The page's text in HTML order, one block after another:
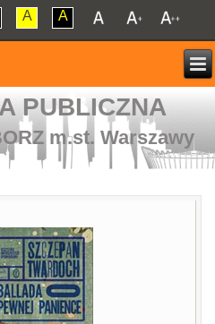
A A
PUBLICZNA
m.st. Warszawy